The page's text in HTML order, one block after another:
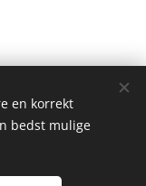
en korrekt
bedst mulige